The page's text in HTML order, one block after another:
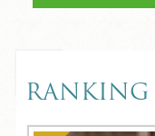
RANKING